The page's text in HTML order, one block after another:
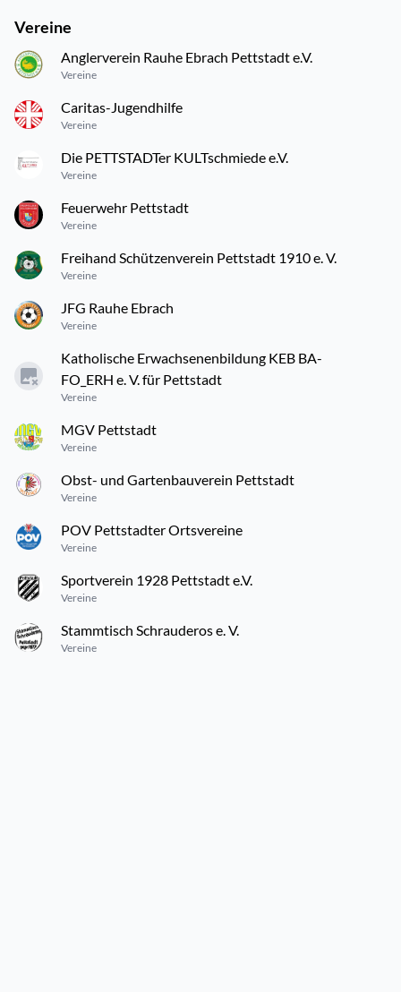
Vereine
Anglerverein Rauhe Ebrach Pettstadt e.V.
Vereine
Caritas-Jugendhilfe
Vereine
Die PETTSTADTer KULTschmiede e.V.
Vereine
Feuerwehr Pettstadt
Vereine
Freihand Schützenverein Pettstadt 1910 e. V.
Vereine
JFG Rauhe Ebrach
Vereine
Katholische Erwachsenenbildung KEB BA-
FO_ERH e. V. für Pettstadt
Vereine
MGV Pettstadt
Vereine
Obst- und Gartenbauverein Pettstadt
Vereine
POV Pettstadter Ortsvereine
Vereine
Sportverein 1928 Pettstadt e.V.
Vereine
Stammtisch Schrauderos e. V.
Vereine